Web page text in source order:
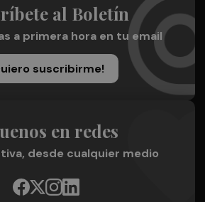
al Boletín
a primera hora en tu email
suscribirme!
en redes
desde cualquier medio